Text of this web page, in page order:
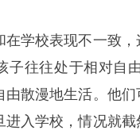
学校表现不一致
子往往处于相对自
由散漫地生活。他
进入学校，情况就